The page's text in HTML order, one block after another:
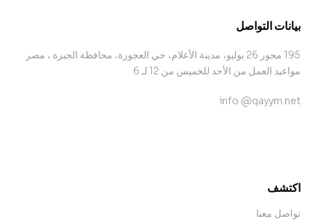
بيانات التواصل
195 محور 26 يوليو، مدينة الأعلام، حي العجوزة، محافظة الجيزة ، مصر
مواعيد العمل من الأحد للخميس من 12 لـ 6
info @qayym.net
اكتشف
تواصل معنا